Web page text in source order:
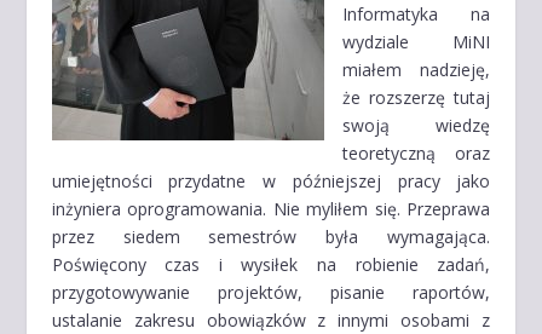
Informatyka na
wydziale MiNI
miałem nadzieję,
że rozszerzę tutaj
swoją wiedzę
teoretyczną oraz
umiejętności przydatne w późniejszej pracy jako
inżyniera oprogramowania. Nie myliłem się. Przeprawa
przez siedem semestrów była wymagająca.
Poświęcony czas i wysiłek na robienie zadań,
przygotowywanie projektów, pisanie raportów,
ustalanie zakresu obowiązków z innymi osobami z